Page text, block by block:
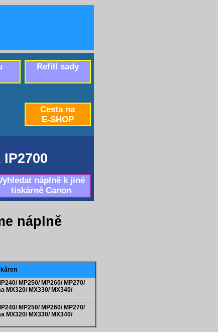
náplně k jiné
tiskárně Canon
náplně
MP250/ MP260/ MP270/
MX320/ MX330/ MX340/
MP250/ MP260/ MP270/
MX320/ MX330/ MX340/
Refill sady
Cesta na
E-SHOP